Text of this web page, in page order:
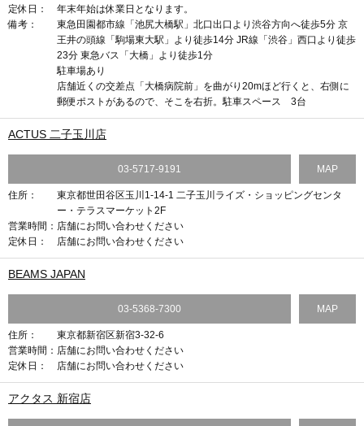
定休日：
年末年始は休業日となります。
備考：
東急田園都市線「池尻大橋駅」北口出口より渋谷方向へ徒歩5分 京
王井の頭線「駒場東大駅」より徒歩14分 JR線「渋谷」西口より徒歩
23分 東急バス「大橋」より徒歩1分
駐車場あり
店舗近くの交差点「大橋病院前」を曲がり20mほど行くと、右側に
郵便ポストがあるので、そこを右折。駐車スペース 3台
ACTUS 二子玉川店
03-5717-9191 MAP
住所：
東京都世田谷区玉川1-14-1 二子玉川ライズ・ショッピングセンタ
ー・テラスマーケット2F
営業時間： 店舗にお問い合わせください
定休日：
店舗にお問い合わせください
BEAMS JAPAN
03-5368-7300 MAP
住所：
東京都新宿区新宿3-32-6
営業時間： 店舗にお問い合わせください
定休日：
店舗にお問い合わせください
アクタス 新宿店